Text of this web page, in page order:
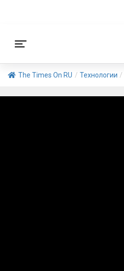
The Times On RU / Технологии /